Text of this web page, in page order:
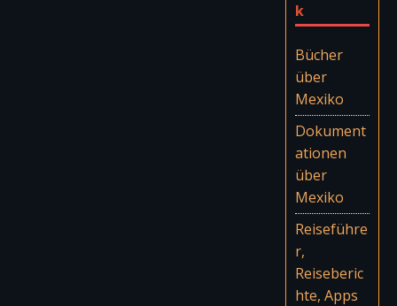
k
Bücher
über
Mexiko
Dokument
ationen
über
Mexiko
Reiseführe
r,
Reiseberic
hte, Apps